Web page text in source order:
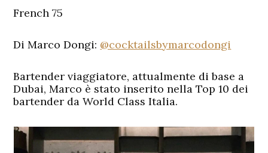
French 75
Di Marco Dongi: @cocktailsbymarcodongi
Bartender viaggiatore, attualmente di base a
Dubai, Marco è stato inserito nella Top 10 dei
bartender da World Class Italia.